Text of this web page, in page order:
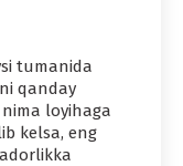
tumanida
qanday
loyihaga
kelsa, eng